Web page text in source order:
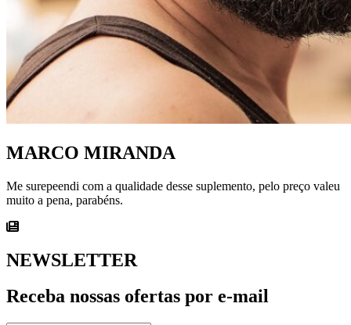
MARCO MIRANDA
Me surepeendi com a qualidade desse suplemento, pelo preço valeu
muito a pena, parabéns.
NEWSLETTER
Receba nossas ofertas por e-mail